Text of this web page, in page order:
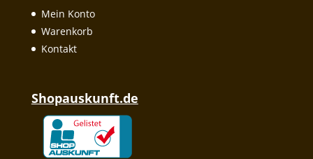
Mein Konto
Warenkorb
Kontakt
Shopauskunft.de